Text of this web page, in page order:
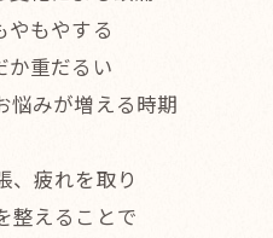
やもやする
か重だるい
悩みが増える時期
、疲れを取り
整えることで